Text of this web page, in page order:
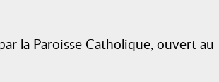
la Paroisse Catholique, ouvert au